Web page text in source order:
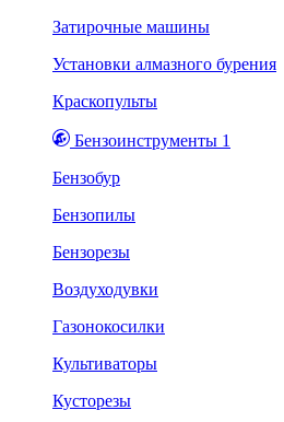
Затирочные машины
Установки алмазного бурения
Краскопульты
Бензоинструменты 1
Бензобур
Бензопилы
Бензорезы
Воздуходувки
Газонокосилки
Культиваторы
Кусторезы